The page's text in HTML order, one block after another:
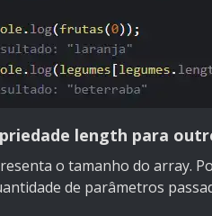
length para
o tamanho do array.
de parâmetros